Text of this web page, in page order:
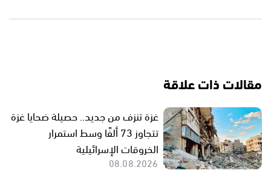
مقالات ذات علاقة
غزة تنزف من جديد.. حصيلة ضحايا غزة
تتجاوز 73 ألفًا وسط استمرار
الخروقات الإسرائيلية
08.08.2026